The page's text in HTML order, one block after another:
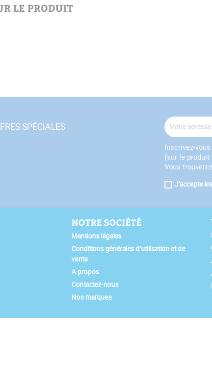
LE PRODUIT
SPÉCIALES
Inscrivez-
(sur le produit
Vous
J'accepte les
NOTRE SOCIÉTÉ
Mentions légales
Conditions générales d’utilisation et de
vente
A propos
Contactez-nous
Nos marques